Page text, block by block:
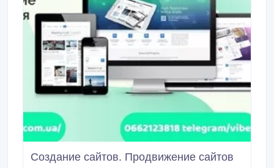
Создание сайтов. Продвижение сайтов